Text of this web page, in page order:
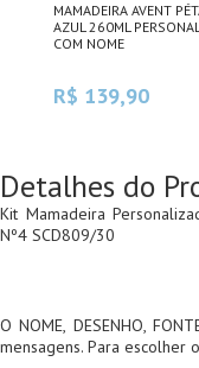
MAMADEIRA AVENT
AZUL 260ML
COM NOME
R$ 139,90
Detalhes do
Kit Mamadeira
Nº4 SCD809/30
O NOME, DESENHO,
mensagens. Para escolher